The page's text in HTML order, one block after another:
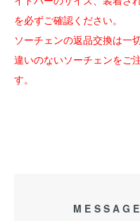
を必ずご確認ください。
ソーチェンの返品交換は一
違いのないソーチェンをご
す。